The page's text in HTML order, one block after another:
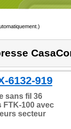
6132-919
sans fil 36
FTK-100 avec
secteur